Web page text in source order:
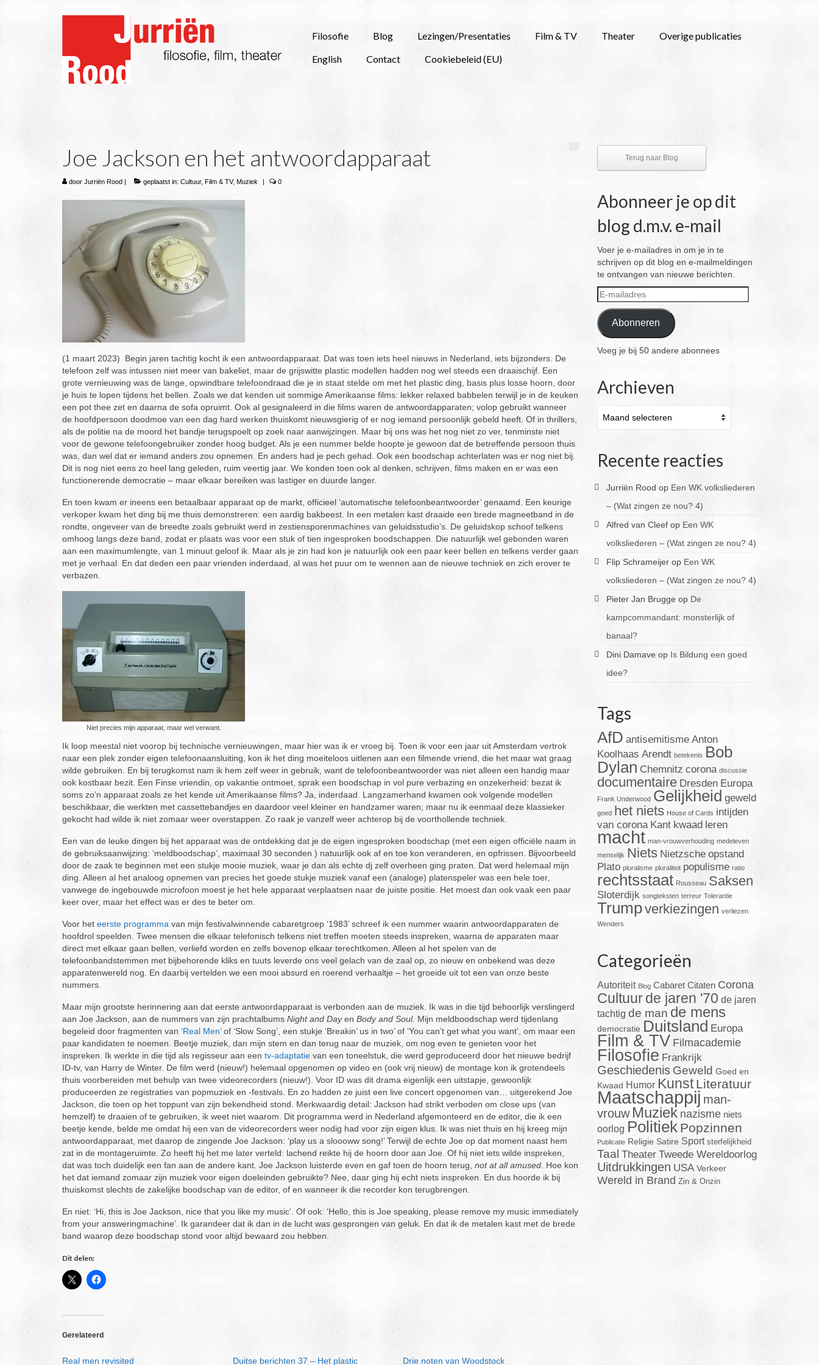
Filosofie Blog Lezingen/Presentaties Film & TV Theater
Overige publicaties
English
Contact Cookiebeleid (EU)
Joe Jackson en het antwoordapparaat
door Jurriën Rood | geplaatst in: Cultuur, Film & TV, Muziek | 0
(1 maart 2023) Begin jaren tachtig kocht ik een antwoordapparaat. Dat was toen iets heel nieuws in Nederland, iets bijzonders. De
telefoon zelf was intussen niet meer van bakeliet, maar de grijswitte plastic modellen hadden nog wel steeds een draaischijf. Een
grote vernieuwing was de lange, opwindbare telefoondraad die je in staat stelde om met het plastic ding, basis plus losse hoorn, door
je huis te lopen tijdens het bellen. Zoals we dat kenden uit sommige Amerikaanse films: lekker relaxed babbelen terwijl je in de keuken
een pot thee zet en daarna de sofa opruimt. Ook al gesignaleerd in die films waren de antwoordapparaten; volop gebruikt wanneer
de hoofdpersoon doodmoe van een dag hard werken thuiskomt nieuwsgierig of er nog iemand persoonlijk gebeld heeft. Of in thrillers,
als de politie na de moord het bandje terugspoelt op zoek naar aanwijzingen. Maar bij ons was het nog niet zo ver, tenminste niet
voor de gewone telefoongebruiker zonder hoog budget. Als je een nummer belde hoopte je gewoon dat de betreffende persoon thuis
was, dan wel dat er iemand anders zou opnemen. En anders had je pech gehad. Ook een boodschap achterlaten was er nog niet bij.
Dit is nog niet eens zo heel lang geleden, ruim veertig jaar. We konden toen ook al denken, schrijven, films maken en er was een
functionerende democratie – maar elkaar bereiken was lastiger en duurde langer.
En toen kwam er ineens een betaalbaar apparaat op de markt, officieel ‘automatische telefoonbeantwoorder’ genaamd. Een keurige
verkoper kwam het ding bij me thuis demonstreren: een aardig bakbeest. In een metalen kast draaide een brede magneetband in de
rondte, ongeveer van de breedte zoals gebruikt werd in zestiensporenmachines van geluidsstudio’s. De geluidskop schoof telkens
omhoog langs deze band, zodat er plaats was voor een stuk of tien ingesproken boodschappen. Die natuurlijk wel gebonden waren
aan een maximumlengte, van 1 minuut geloof ik. Maar als je zin had kon je natuurlijk ook een paar keer bellen en telkens verder gaan
met je verhaal. En dat deden een paar vrienden inderdaad, al was het puur om te wennen aan de nieuwe techniek en zich erover te
verbazen.
Niet precies mijn apparaat, maar wel verwant.
Ik loop meestal niet voorop bij technische vernieuwingen, maar hier was ik er vroeg bij. Toen ik voor een jaar uit Amsterdam vertrok
naar een plek zonder eigen telefoonaansluiting, kon ik het ding moeiteloos uitlenen aan een filmende vriend, die het maar wat graag
wilde gebruiken. En bij terugkomst nam ik hem zelf weer in gebruik, want de telefoonbeantwoorder was niet alleen een handig maar
ook kostbaar bezit. Een Finse vriendin, op vakantie ontmoet, sprak een boodschap in vol pure verbazing en onzekerheid: bezat ik
soms zo’n apparaat zoals ze het kende uit Amerikaanse films? Ja, inderdaad. Langzamerhand kwamen ook volgende modellen
beschikbaar, die werkten met cassettebandjes en daardoor veel kleiner en handzamer waren; maar nu ik eenmaal deze klassieker
gekocht had wilde ik niet zomaar weer overstappen. Zo raak je vanzelf weer achterop bij de voorthollende techniek.
Een van de leuke dingen bij het apparaat was de ontdekking dat je de eigen ingesproken boodschap (met een eigen officiële naam in
de gebruiksaanwijzing: ‘meldboodschap’, maximaal 30 seconden ) natuurlijk ook af en toe kon veranderen, en opfrissen. Bijvoorbeeld
door de zaak te beginnen met een stukje mooie muziek, waar je dan als echte dj zelf overheen ging praten. Dat werd helemaal mijn
ding. Alleen al het analoog opnemen van precies het goede stukje muziek vanaf een (analoge) platenspeler was een hele toer,
vanwege de ingebouwde microfoon moest je het hele apparaat verplaatsen naar de juiste positie. Het moest dan ook vaak een paar
keer over, maar het effect was er des te beter om.
Voor het eerste programma van mijn festivalwinnende cabaretgroep ‘1983’ schreef ik een nummer waarin antwoordapparaten de
hoofdrol speelden. Twee mensen die elkaar telefonisch telkens niet treffen moeten steeds inspreken, waarna de apparaten maar
direct met elkaar gaan bellen, verliefd worden en zelfs bovenop elkaar terechtkomen. Alleen al het spelen van de
telefoonbandstemmen met bijbehorende kliks en tuuts leverde ons veel gelach van de zaal op, zo nieuw en onbekend was deze
apparatenwereld nog. En daarbij vertelden we een mooi absurd en roerend verhaaltje – het groeide uit tot een van onze beste
nummers.
Maar mijn grootste herinnering aan dat eerste antwoordapparaat is verbonden aan de muziek. Ik was in die tijd behoorlijk verslingerd
aan Joe Jackson, aan de nummers van zijn prachtalbums Night and Dayen Body and Soul. Mijn meldboodschap werd tijdenlang
begeleid door fragmenten van ‘Real Men’of ‘Slow Song’, een stukje ‘Breakin’ us in two’ of ‘You can’t get what you want’, om maar een
paar kandidaten te noemen. Beetje muziek, dan mijn stem en dan terug naar de muziek, om nog even te genieten voor het
inspreken. Ik werkte in die tijd als regisseur aan een tv-adaptatie van een toneelstuk, die werd geproduceerd door het nieuwe bedrijf
ID-tv, van Harry de Winter. De film werd (nieuw!) helemaal opgenomen op video en (ook vrij nieuw) de montage kon ik grotendeels
thuis voorbereiden met behulp van twee videorecorders (nieuw!). Voor ID was dit drama eigenlijk een uitstapje, gewoonlijk
produceerden ze registraties van popmuziek en -festivals. En zo hadden ze juist een live concert opgenomen van… uitgerekend Joe
Jackson, die toen op het toppunt van zijn bekendheid stond. Merkwaardig detail: Jackson had strikt verboden om close ups (van
hemzelf) te draaien of te gebruiken, ik weet niet waarom. Dit programma werd in Nederland afgemonteerd en de editor, die ik een
beetje kende, belde me omdat hij een van de videorecorders weer nodig had voor zijn eigen klus. Ik was niet thuis en hij kreeg mijn
antwoordapparaat, met daarop de zingende Joe Jackson: ‘play us a sloooww song!’ Terwijl de echte Joe op dat moment naast hem
zat in de montageruimte. Zo heeft hij het me later verteld: lachend reikte hij de hoorn door aan Joe. Of hij niet iets wilde inspreken,
dat was toch duidelijk een fan aan de andere kant. Joe Jackson luisterde even en gaf toen de hoorn terug, not at all amused . Hoe kon
het dat iemand zomaar zijn muziek voor eigen doeleinden gebruikte? Nee, daar ging hij echt niets inspreken. En dus hoorde ik bij
thuiskomst slechts de zakelijke boodschap van de editor, of en wanneer ik die recorder kon terugbrengen.
En niet: ‘Hi, this is Joe Jackson, nice that you like my music’. Of ook: ‘Hello, this is Joe speaking, please remove my music immediately
from your answeringmachine’. Ik garandeer dat ik dan in de lucht was gesprongen van geluk. En dat ik de metalen kast met de brede
band waarop deze boodschap stond voor altijd bewaard zou hebben.
Dit delen:
Gerelateerd
Real men revisited Duitse berichten 37 – Het plastic Drie noten van Woodstock
Terug naar Blog
Abonneer je op dit
blog d.m.v. e-mail
Voer je e-mailadres in om je in te
schrijven op dit blog en e-mailmeldingen
te ontvangen van nieuwe berichten.
E-
mailadres
Abonneren
Voeg je bij 50 andere abonnees
Archieven
Recente reacties
Jurriën Rood op Een WK volksliederen
– (Wat zingen ze nou? 4)
Alfred van Cleefop Een WK
volksliederen – (Wat zingen ze nou? 4)
Flip Schrameijerop Een WK
volksliederen – (Wat zingen ze nou? 4)
Pieter Jan Brugge op De
kampcommandant: monsterlijk of
banaal?
Dini Damaveop Is Bildung een goed
idee?
Tags
AfD antisemitisme Anton
Koolhaas Arendt betekenis Bob
Dylan Chemnitz corona discussie
documentaire Dresden Europa
Frank Underwood Gelijkheid geweld
goed het niets House of Cards intijden
van corona Kant kwaad leren
macht man-vrouwverhouding medeleven
menselijk Niets Nietzsche opstand
Plato pluralisme pluraliteit populisme ratio
rechtsstaat Rousseau Saksen
Sloterdijk songteksten terreur Tolerantie
Trumpverkiezingen verliezen
Wenders
Categorieën
Autoriteit Blog Cabaret Citaten Corona
Cultuur de jaren '70 de jaren
tachtig de man de mens
democratie Duitsland Europa
Film & TV Filmacademie
Filosofie Frankrijk
Geschiedenis Geweld Goed en
Kwaad Humor Kunst Literatuur
Maatschappij man-
vrouw Muziek nazisme niets
oorlog Politiek Popzinnen
Publicatie Religie Satire Sport sterfelijkheid
Taal Theater Tweede Wereldoorlog
Uitdrukkingen USA Verkeer
Wereld in Brand Zin & Onzin